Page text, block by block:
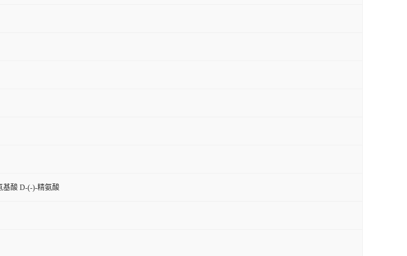
基酸 D-(-)-精氨酸